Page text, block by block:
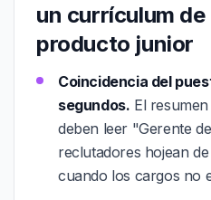
un currículum
producto junior
Coincidencia del
segundos. El
deben leer "Gerente
reclutadores hojean
cuando los cargos no